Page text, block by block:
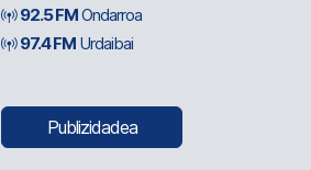
92.5 FMOndarroa
97.4 FM Urdaibai
Publizidadea